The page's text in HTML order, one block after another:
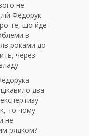
не
Федорук
те, що йде
в
роками до
через
два
то чому
не
рядком?